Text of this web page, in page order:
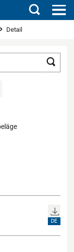
Suchen
Detail
DE